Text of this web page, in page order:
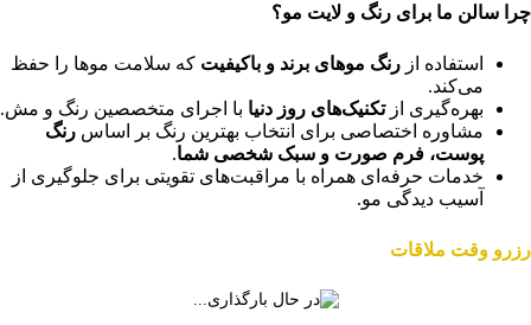
چرا سالن ما برای رنگ و لایت مو؟
استفاده از رنگ موهای برند و باکیفیت که سلامت موها را حفظ
می‌کند.
بهره‌گیری ازتکنیک‌های روز دنیا با اجرای متخصصین رنگ و مش.
مشاوره اختصاصی برای انتخاب بهترین رنگ بر اساس رنگ
پوست، فرم صورت و سبک شخصی شما.
خدمات حرفه‌ای همراه با مراقبت‌های تقویتی برای جلوگیری از
آسیب دیدگی مو.
رزرو وقت ملاقات